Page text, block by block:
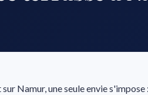
Namur, une seule envie